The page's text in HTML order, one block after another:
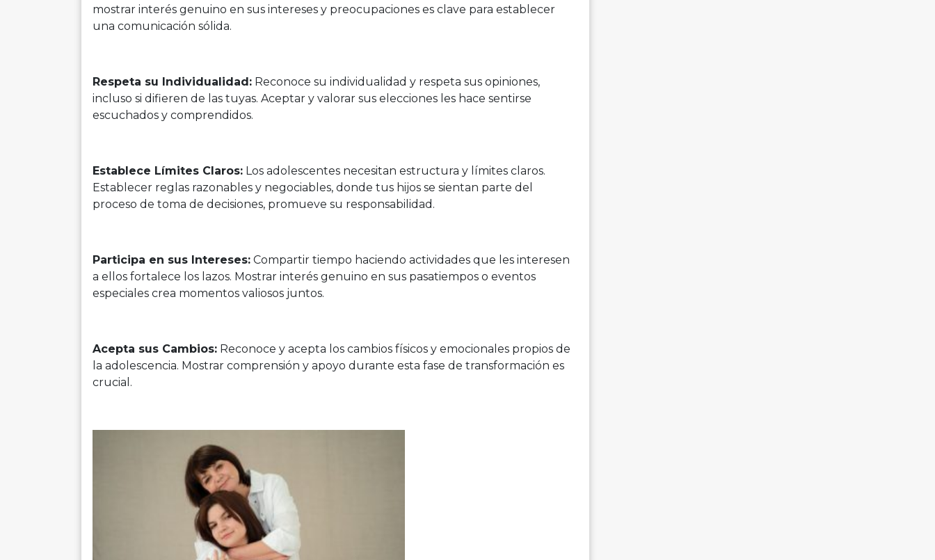
mostrar interés genuino en sus intereses y preocupaciones es clave para establecer
una comunicación sólida.
Respeta su Individualidad: Reconoce su individualidad y respeta sus opiniones,
incluso si difieren de las tuyas. Aceptar y valorar sus elecciones les hace sentirse
escuchados y comprendidos.
Establece Límites Claros: Los adolescentes necesitan estructura y límites claros.
Establecer reglas razonables y negociables, donde tus hijos se sientan parte del
proceso de toma de decisiones, promueve su responsabilidad.
Participa en sus Intereses: Compartir tiempo haciendo actividades que les interesen
a ellos fortalece los lazos. Mostrar interés genuino en sus pasatiempos o eventos
especiales crea momentos valiosos juntos.
Acepta sus Cambios: Reconoce y acepta los cambios físicos y emocionales propios de
la adolescencia. Mostrar comprensión y apoyo durante esta fase de transformación es
crucial.